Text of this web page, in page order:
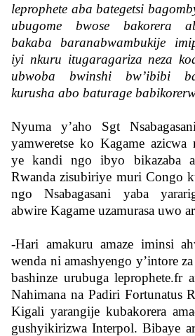
leprophete aba bategetsi
ubugome bwose bakorera
bakaba baranabwambukije
iyi nkuru itugaragariza neza
ubwoba bwinshi bw’ibibi
kurusha abo baturage
Nyuma y’aho Sgt
yamweretse ko Kagame azicwa
ye kandi ngo ibyo bikazaba
Rwanda zisubiriye muri Congo
ngo Nsabagasani yaba
abwire Kagame uzamurasa uwo
-Hari amakuru amaze iminsi
wenda ni amashyengo y’intore
bashinze urubuga leprophete.fr
Nahimana na Padiri Fortunatus
Kigali yarangije kubakorera
gushyikirizwa Interpol. Bibaye